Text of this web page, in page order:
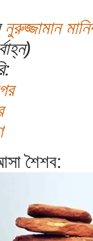
নুরুজ্জামান
শৈশব: